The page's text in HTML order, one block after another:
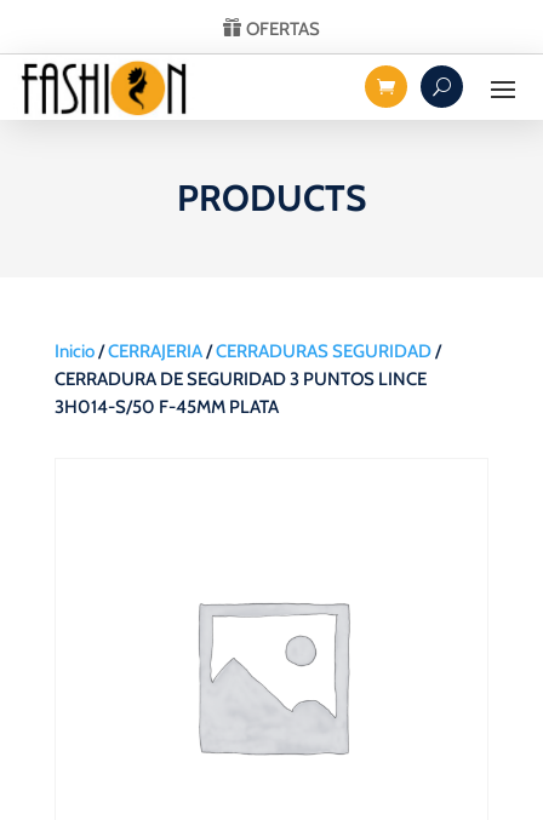
OFERTAS
PRODUCTS
Inicio/CERRAJERIA/CERRADURAS SEGURIDAD/
CERRADURA DE SEGURIDAD 3 PUNTOS LINCE
3H014-S/50 F-45MM PLATA